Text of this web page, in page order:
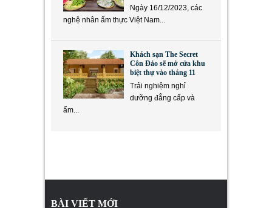
Ngày 16/12/2023, các
nghệ nhân ẩm thực Việt Nam...
Khách sạn The Secret
Côn Đảo sẽ mở cửa khu
biệt thự vào tháng 11
Trải nghiệm nghỉ
dưỡng đẳng cấp và
ẩm...
BÀI VIẾT MỚI